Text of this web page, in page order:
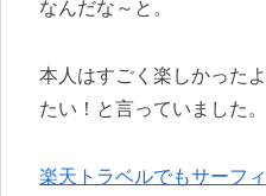
なんだな～と。
本人はすごく楽しかった
たい！と言っていました。
楽天トラベルでもサーフ